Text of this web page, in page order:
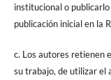
institucional o
publicación inicial en la
c. Los autores retienen
su trabajo, de utilizar el